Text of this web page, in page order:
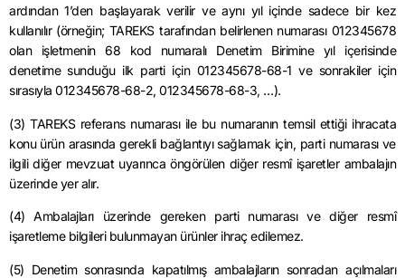
ardından 1’den başlayarak verilir ve aynı yıl içinde sadece bir kez
kullanılır (örneğin; TAREKS tarafından belirlenen numarası 012345678
olan işletmenin 68 kod numaralı Denetim Birimine yıl içerisinde
denetime sunduğu ilk parti için 012345678-68-1 ve sonrakiler için
sırasıyla 012345678-68-2, 012345678-68-3, …).
(3) TAREKS referans numarası ile bu numaranın temsil ettiği ihracata
konu ürün arasında gerekli bağlantıyı sağlamak için, parti numarası ve
ilgili diğer mevzuat uyarınca öngörülen diğer resmî işaretler ambalajın
üzerinde yer alır.
(4) Ambalajları üzerinde gereken parti numarası ve diğer resmî
işaretleme bilgileri bulunmayan ürünler ihraç edilemez.
(5) Denetim sonrasında kapatılmış ambalajların sonradan açılmaları